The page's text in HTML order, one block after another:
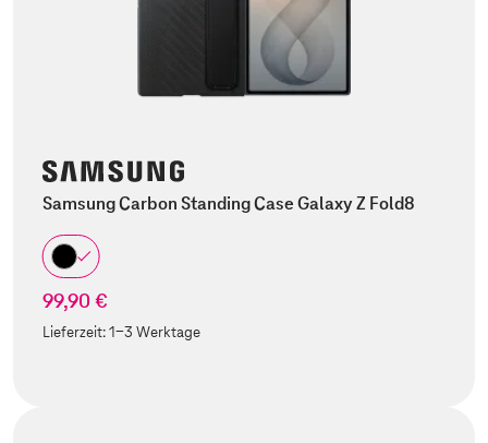
Samsung Carbon Standing Case Galaxy Z Fold8
99,90 €
Lieferzeit:1-3 Werktage